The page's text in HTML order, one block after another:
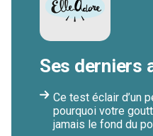
Ses derniers
Ce test éclair d’un
pourquoi votre
jamais le fond du